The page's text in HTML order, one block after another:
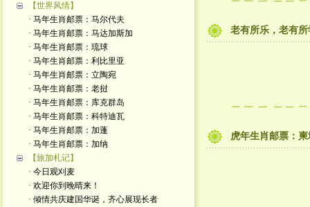
【世界风情】
· 马年生肖邮票：马尔代夫
· 马年生肖邮票：马达加斯加
· 马年生肖邮票：琉球
· 马年生肖邮票：利比里亚
· 马年生肖邮票：立陶宛
· 马年生肖邮票：老挝
· 马年生肖邮票：库克群岛
· 马年生肖邮票：科特迪瓦
· 马年生肖邮票：加蓬
· 马年生肖邮票：加纳
【旅加札记】
· 今日观刈麦
· 欢迎你到晚晴来！
· 倾情共庆建国华诞，齐心展现长者
老有所乐，老有所
虎年生肖邮票：柬